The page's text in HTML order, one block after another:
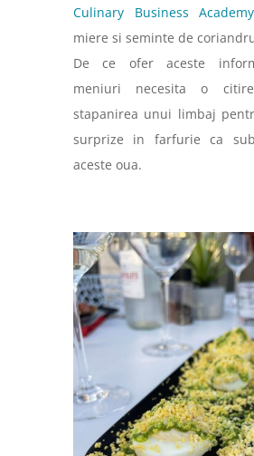
Culinary Business Academy
miere si seminte de
De ce ofer aceste
meniuri necesita o
stapanirea unui limbaj
surprize in farfurie ca
aceste oua.